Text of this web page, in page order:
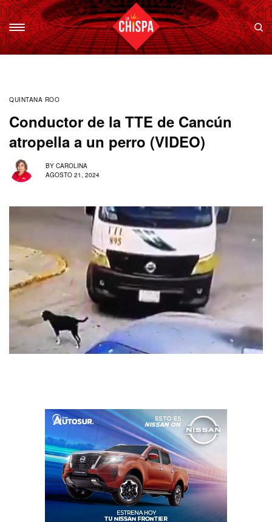
QUINTANA ROO
Conductor de la TTE de Cancún
atropella a un perro (VIDEO)
BY CAROLINA
AGOSTO 21, 2024